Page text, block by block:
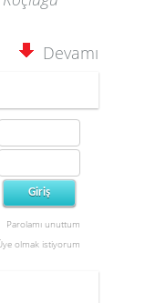
Devamı
Parolamı unuttum
olmak istiyorum